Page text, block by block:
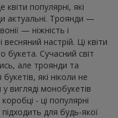
популярні, які
актуальні. Троянди —
— ніжність і
настрій. Ці квіти
Сучасний світ
але троянди та
які ніколи не
вигляді монобукетів
- ці популярні
для будь-якої